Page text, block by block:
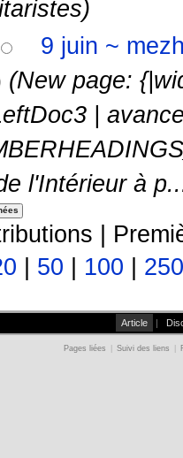
9 juin ~
(New page:
|
l'Intérieur à
|
50 100 250
Article
Pages liées Suivi des liens